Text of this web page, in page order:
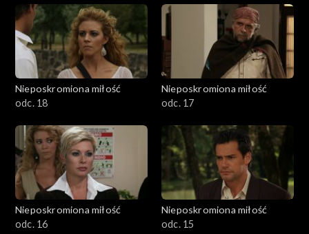
Nieposkromiona miłość
odc. 18
Nieposkromiona miłość
odc. 17
Nieposkromiona miłość
odc. 16
Nieposkromiona miłość
odc. 15